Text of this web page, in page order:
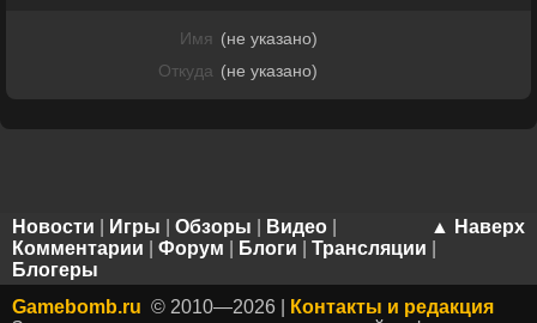
Имя (не указано)
Откуда (не указано)
▲ Наверх
Новости Игры Обзоры Видео
Комментарии
Форум Блоги Трансляции
Блогеры
Gamebomb.ru © 2010—2026 |
Контакты и редакция